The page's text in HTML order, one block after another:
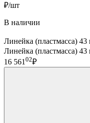
₽/шт
В наличии
Линейка (пластмасса)
Линейка (пластмасса) 43
16 561 02₽